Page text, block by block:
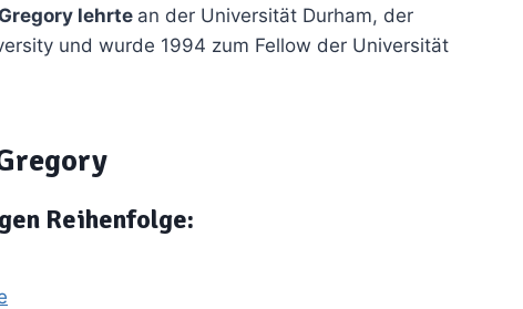
Gregory lehrte an der Universität Durham, der
und wurde 1994 zum Fellow der Universität
Reihenfolge: